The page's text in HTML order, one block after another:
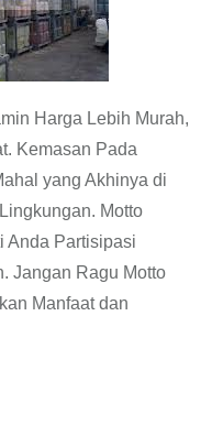
Harga Lebih Murah,
Kemasan Pada
yang Akhinya di
Motto
Anda Partisipasi
Jangan Ragu Motto
Manfaat dan